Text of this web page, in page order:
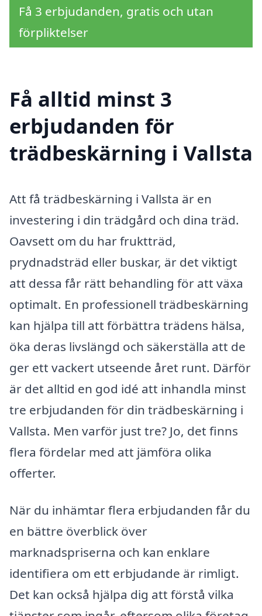
Få 3 erbjudanden, gratis och utan
förpliktelser
Få alltid minst 3
erbjudanden för
trädbeskärning i Vallsta
Att få trädbeskärning i Vallsta är en
investering i din trädgård och dina träd.
Oavsett om du har fruktträd,
prydnadsträd eller buskar, är det viktigt
att dessa får rätt behandling för att växa
optimalt. En professionell trädbeskärning
kan hjälpa till att förbättra trädens hälsa,
öka deras livslängd och säkerställa att de
ger ett vackert utseende året runt. Därför
är det alltid en god idé att inhandla minst
tre erbjudanden för din trädbeskärning i
Vallsta. Men varför just tre? Jo, det finns
flera fördelar med att jämföra olika
offerter.
När du inhämtar flera erbjudanden får du
en bättre överblick över
marknadspriserna och kan enklare
identifiera om ett erbjudande är rimligt.
Det kan också hjälpa dig att förstå vilka